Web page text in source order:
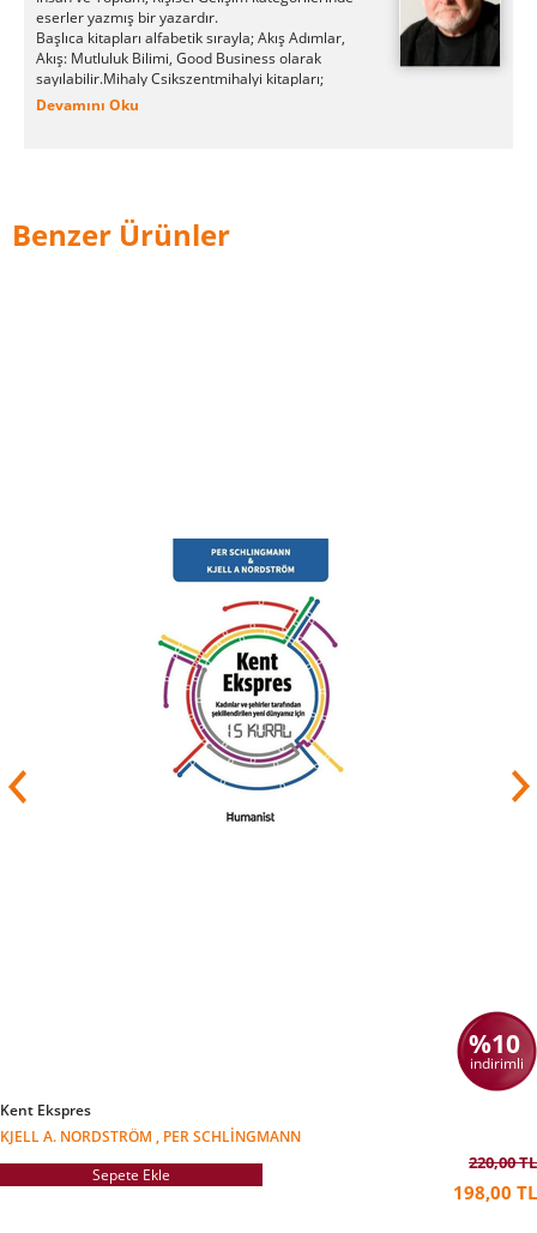
eserler yazmış bir yazardır.
Başlıca kitapları alfabetik sırayla; Akış Adımlar,
Akış: Mutluluk Bilimi, Good Business olarak
sayılabilir.Mihaly Csikszentmihalyi kitapları;
Buzdağı Yayınevi, Hyb Yayıncılık, Okuyan Us
Devamını Oku
Benzer Ürünler
%10
indirimli
Kent Ekspres
KJELL A. NORDSTRÖM , PER SCHLINGMANN
Sepete Ekle
220,00 TL
198,00 TL